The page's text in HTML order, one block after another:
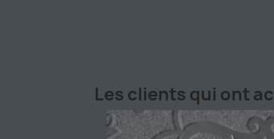
Les clients qui ont